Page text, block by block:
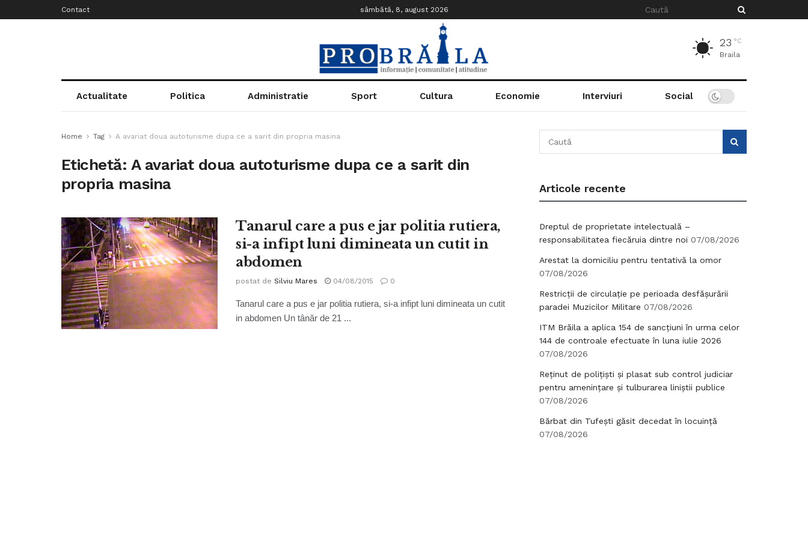
Contact sâmbătă, 8, august 2026
23 °C
Braila
Actualitate Politica Administratie Sport Cultura Economie Interviuri Social
Home Tag A avariat doua autoturisme dupa ce a sarit din propria masina
Etichetă: A avariat doua autoturisme dupa ce a sarit din
propria masina
Tanarul care a pus e jar politia rutiera,
si-a infipt luni dimineata un cutit in
abdomen
postat de Silviu Mares 04/08/2015 0
Tanarul care a pus e jar politia rutiera, si-a infipt luni dimineata un cutit
in abdomen Un tânăr de 21 ...
Articole recente
Dreptul de proprietate intelectuală –
responsabilitatea fiecăruia dintre noi 07/08/2026
Arestat la domiciliu pentru tentativă la omor
07/08/2026
Restricții de circulație pe perioada desfășurării
paradei Muzicilor Militare 07/08/2026
ITM Brăila a aplica 154 de sancțiuni în urma celor
144 de controale efectuate în luna iulie 2026
07/08/2026
Reținut de polițiști și plasat sub control judiciar
pentru amenințare și tulburarea liniștii publice
07/08/2026
Bărbat din Tufești găsit decedat în locuință
07/08/2026